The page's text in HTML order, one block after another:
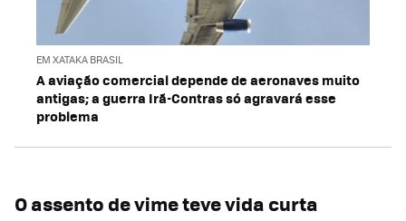
EM XATAKA BRASIL
A aviação comercial depende de aeronaves muito
antigas; a guerra Irã-Contras só agravará esse
problema
O assento de vime teve vida curta